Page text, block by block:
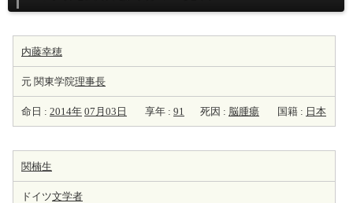
内藤幸穂
元 関東学院理事長
命日 : 2014年 07月03日 享年 : 91 死因 : 脳腫瘍 国籍 : 日本
関楠生
ドイツ文学者